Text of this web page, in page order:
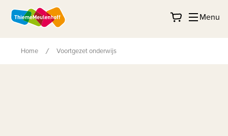
Menu
Home Voortgezet onderwijs